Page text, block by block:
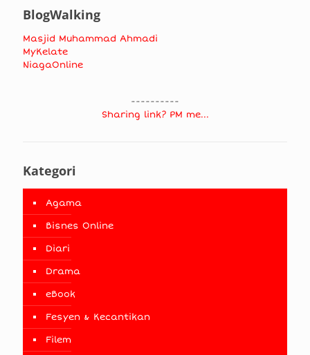
BlogWalking
Masjid Muhammad Ahmadi
MyKelate
NiagaOnline
----------
Sharing link? PM me...
Kategori
Agama
Bisnes Online
Diari
Drama
eBook
Fesyen & Kecantikan
Filem